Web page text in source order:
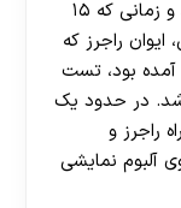
نزدیک خود یک گروه دخترانه را تشکیل داد و زمانی که ۱۵
راجرز که
آمده بود، تست
شد. در حدود یک
راجرز و
آلبوم نمایشی‌